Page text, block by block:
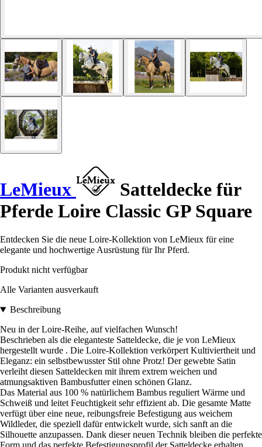
LeMieux
Satteldecke für
Pferde Loire Classic GP Square
Entdecken Sie die neue Loire-Kollektion von LeMieux für eine
elegante und hochwertige Ausrüstung für Ihr Pferd.
Produkt nicht verfügbar
Alle Varianten ausverkauft
Beschreibung
Neu in der Loire-Reihe, auf vielfachen Wunsch!
Beschrieben als die eleganteste Satteldecke, die je von LeMieux
hergestellt wurde . Die Loire-Kollektion verkörpert Kultiviertheit und
Eleganz: ein selbstbewusster Stil ohne Protz! Der gewebte Satin
verleiht diesen Satteldecken mit ihrem extrem weichen und
atmungsaktiven Bambusfutter einen schönen Glanz.
Das Material aus 100 % natürlichem Bambus reguliert Wärme und
Schweiß und leitet Feuchtigkeit sehr effizient ab. Die gesamte Matte
verfügt über eine neue, reibungsfreie Befestigung aus weichem
Wildleder, die speziell dafür entwickelt wurde, sich sanft an die
Silhouette anzupassen. Dank dieser neuen Technik bleiben die perfekte